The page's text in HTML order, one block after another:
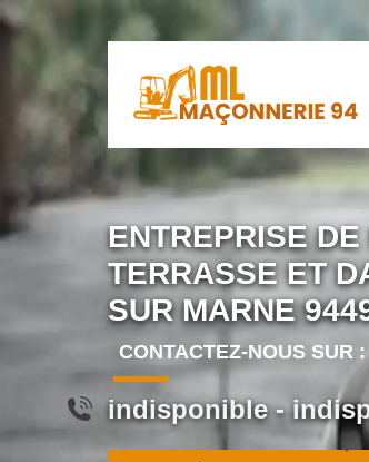
ENTREPRISE
TERRASSE ET
SUR MARNE
CONTACTEZ-NOUS SUR :
indisponible-